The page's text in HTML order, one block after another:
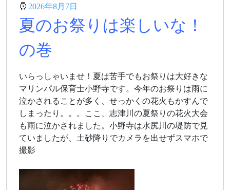
2026年8月7日
夏のお祭りは楽しいな！
の巻
いらっしゃいませ！夏は苦手でもお祭りは大好きな
マリンパル保育士小野寺です。今年のお祭りは雨に
泣かされることが多く、せっかくの花火もかすんで
しまったり。。。ここ、志津川の夏祭りの花火大会
も雨に泣かされました。小野寺は水尻川の堤防で見
ていましたが、土砂降りでカメラを出せずスマホで
撮影